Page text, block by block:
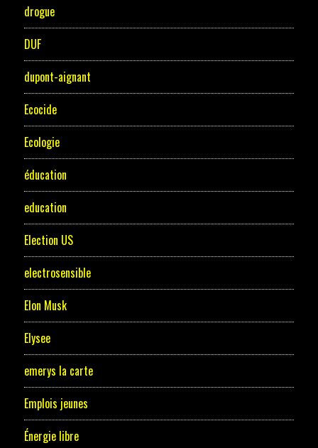
drogue
DUF
dupont-aignant
Ecocide
Ecologie
éducation
education
Election US
electrosensible
Elon Musk
Elysee
emerys la carte
Emplois jeunes
Énergie libre